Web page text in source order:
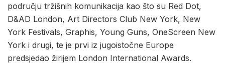
području tržišnih komunikacija kao što su Red Dot,
D&AD London, Art Directors Club New York, New
York Festivals, Graphis, Young Guns, OneScreen New
York i drugi, te je prvi iz jugoistočne Europe
predsjedao žirijem London International Awards.